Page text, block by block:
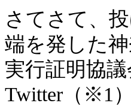
さてさて、
端を発した
実行証明協
Twitter（※1